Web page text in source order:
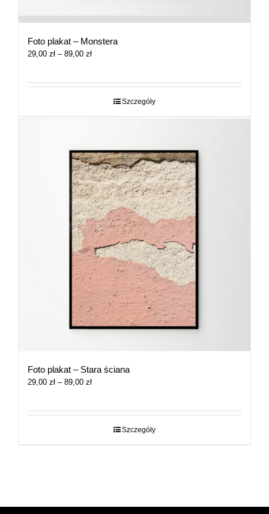
Foto plakat – Monstera
29,00 zł – 89,00 złZakres
29,00 zł
Szczegóły
Foto plakat – Stara ściana
29,00 zł – 89,00 złZakres
29,00 zł
Szczegóły